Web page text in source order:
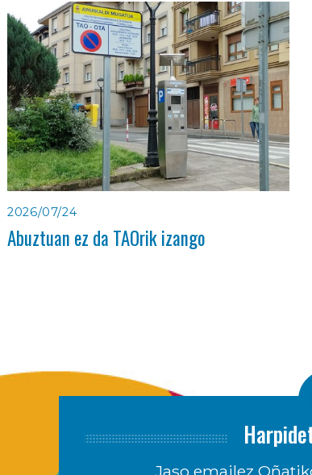
2026/07/24
Abuztuan ez da TAOrik izango
Jaso emailez